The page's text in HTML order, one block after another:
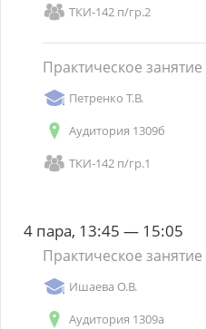
ТКИ-142 п/гр.2
Практическое занятие
Петренко Т.В.
Аудитория 1309б
ТКИ-142 п/гр.1
4 пара, 13:45 — 15:05
Практическое занятие
Ишаева О.В.
Аудитория 1309а